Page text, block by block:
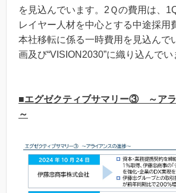
を見込んでいます。2Ｑの費用は、
レイヤー人材を中心とする中途採用
本社移転に係る一時費用を見込んで
画及び“VISION2030”に織り込んでい
■エグゼクティブサマリー③ ～ア
～